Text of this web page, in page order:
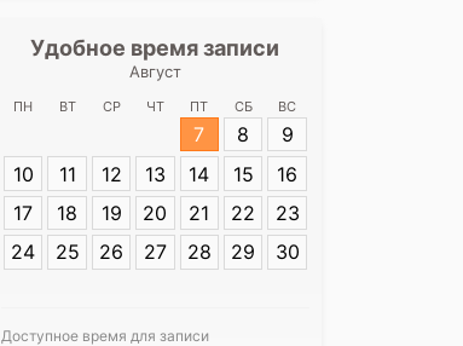
Удобное время записи
Август
ПН ВТ СР ЧТ ПТ СБ ВС
7 8
9
10
11 12 13 14 15
16
17
18 19 20 21 22
23
24
25 26 27 28 29 30
Доступное время для записи